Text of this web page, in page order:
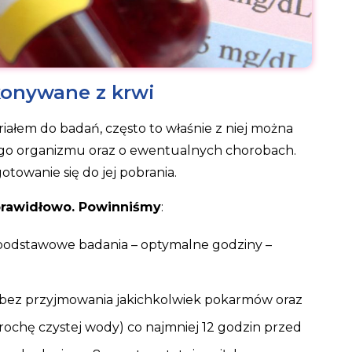
z krwi
do badań, często to właśnie z niej można
organizmu oraz o ewentualnych chorobach.
się do jej pobrania.
Powinniśmy:
badania – optymalne godziny –
przyjmowania jakichkolwiek pokarmów oraz
czystej wody) co najmniej 12 godzin przed